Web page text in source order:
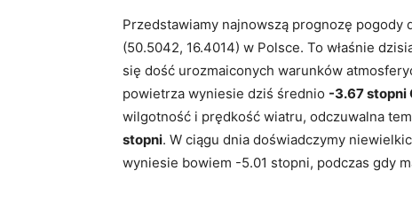
Przedstawiamy najnowszą prognozę pogody
(50.5042, 16.4014) w Polsce. To właśnie
się dość urozmaiconych warunków
powietrza wyniesie dziś średnio -3.67 stopni
wilgotność i prędkość wiatru, odczuwalna
stopni. W ciągu dnia doświadczymy
wyniesie bowiem -5.01 stopni, podczas gdy